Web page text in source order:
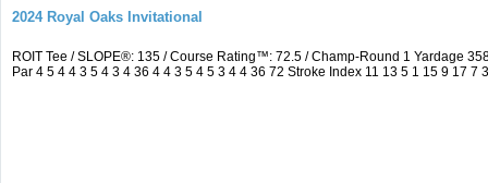
2024 Royal Oaks Invitational
ROIT Tee / SLOPE®: 135 / Course Rating™: 72.5 / Champ-Round 1 Yardage
Par 4 5 4 4 3 5 4 3 4 36 4 4 3 5 4 5 3 4 4 36 72 Stroke Index 11 13 5 1 15 9 17 7